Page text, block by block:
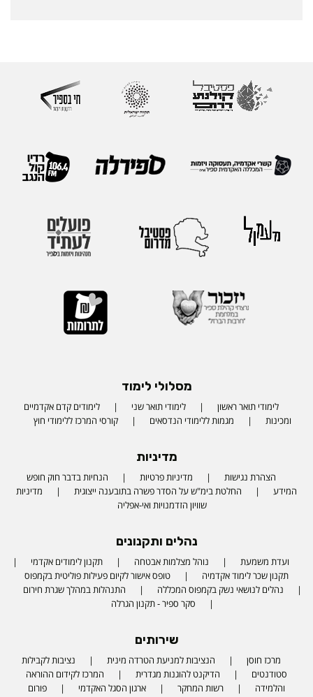
מסלולי לימוד
לימודי תואר ראשון לימודי תואר שני
לימודים קדם אקדמיים
ומכינות
מגמות ללימודי הנדסאים קורסי המרכז ללימודי חוץ
מדיניות
הצהרת נגישות מדיניות פרטיות
הנחיות בדבר חוק חופש
המידע
החלטת בימ"ש על הסדר פשרה בתובענה ייצוגית
מדיניות
שוויון הזדמנויות ואי-אפליה
נהלים ותקנונים
ועדת משמעת נוהל מצלמות אבטחה
תקנון לימודים אקדמי
תקנון שכר לימוד אקדמיה
טופס אישור לקיום פעילות פוליטית בקמפוס
נהלים לנושאי נשק בקמפוס המכללה
התנהלות במהלך שגרת חירום
סקר ספיר - תקנון הגרלה
שירותים
מרכז חוסן הנציבות למניעת הטרדה מינית
נציבות לקבילות
סטודנטים
הדיקנט להוגנות מגדרית
המרכז לקידום ההוראה
והלמידה
רשות המחקר ארגון הסגל האקדמי
פורום